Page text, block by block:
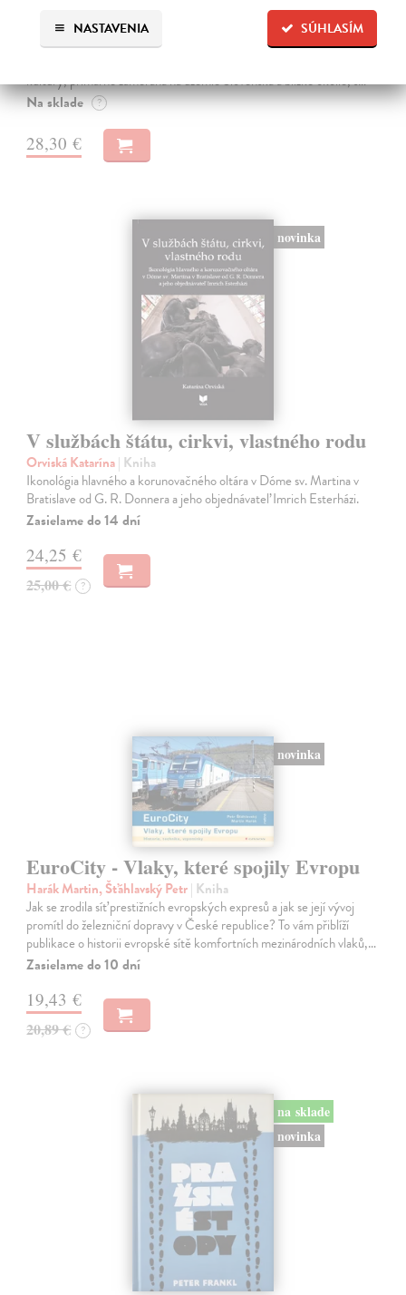
SÚHLASÍM
NASTAVENIA
Šedivý Juraj| Kniha
Po nemeckej a francúzskej príručke epigrafie (historickej disciplíny
kultúry, primárne zameraná na územie Slovenska a blízke okolie, s…
Na sklade ?
28,30 €
novinka
V službách štátu, cirkvi, vlastného rodu
Orviská Katarína| Kniha
Ikonológia hlavného a korunovačného oltára v Dóme sv. Martina v
Bratislave od G. R. Donnera a jeho objednávateľ Imrich Esterházi.
Zasielame do 14 dní
24,25 €
25,00 € ?
novinka
EuroCity - Vlaky, které spojily Evropu
Harák Martin, Šťáhlavský Petr| Kniha
Jak se zrodila síť prestižních evropských expresů a jak se její vývoj
promítl do železniční dopravy v České republice? To vám přiblíží
publikace o historii evropské sítě komfortních mezinárodních vlaků,…
Zasielame do 10 dní
19,43 €
20,89 € ?
na sklade
novinka